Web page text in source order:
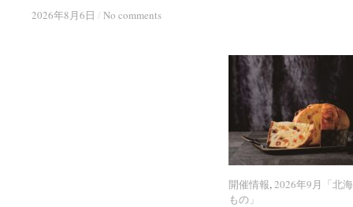
2026年8月6日 / No comments
2026年8月6日 / No comments
開催情報,2026年9月「北
もの」
開催情報 2026年9月「北
もの」